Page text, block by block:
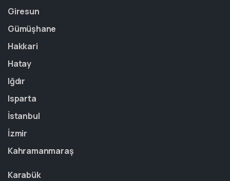
Giresun
Gümüşhane
Hakkari
Hatay
Iğdır
Isparta
İstanbul
İzmir
Kahramanmaraş
Karabük